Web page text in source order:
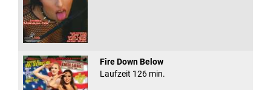
Fire Down Below
Laufzeit 126 min.